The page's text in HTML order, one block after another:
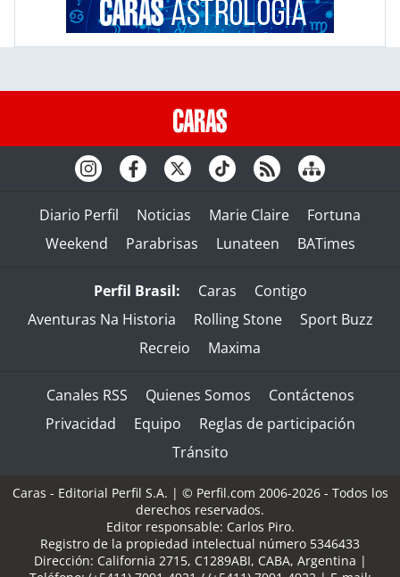
Diario Perfil Noticias Marie Claire
Fortuna
Weekend
Parabrisas Lunateen BATimes
Perfil Brasil: Caras
Contigo
Aventuras Na Historia
Rolling Stone
Sport Buzz
Recreio
Maxima
Canales RSS Quienes Somos
Contáctenos
Privacidad
Equipo
Reglas de participación
Tránsito
Caras - Editorial Perfil S.A. | © Perfil.com 2006-2026 - Todos los
derechos reservados.
Editor responsable: Carlos Piro.
Registro de la propiedad intelectual número 5346433
Dirección: California 2715, C1289ABI, CABA, Argentina |